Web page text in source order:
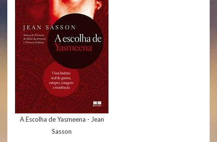
A Escolha de Yasmeena - Jean
Sasson